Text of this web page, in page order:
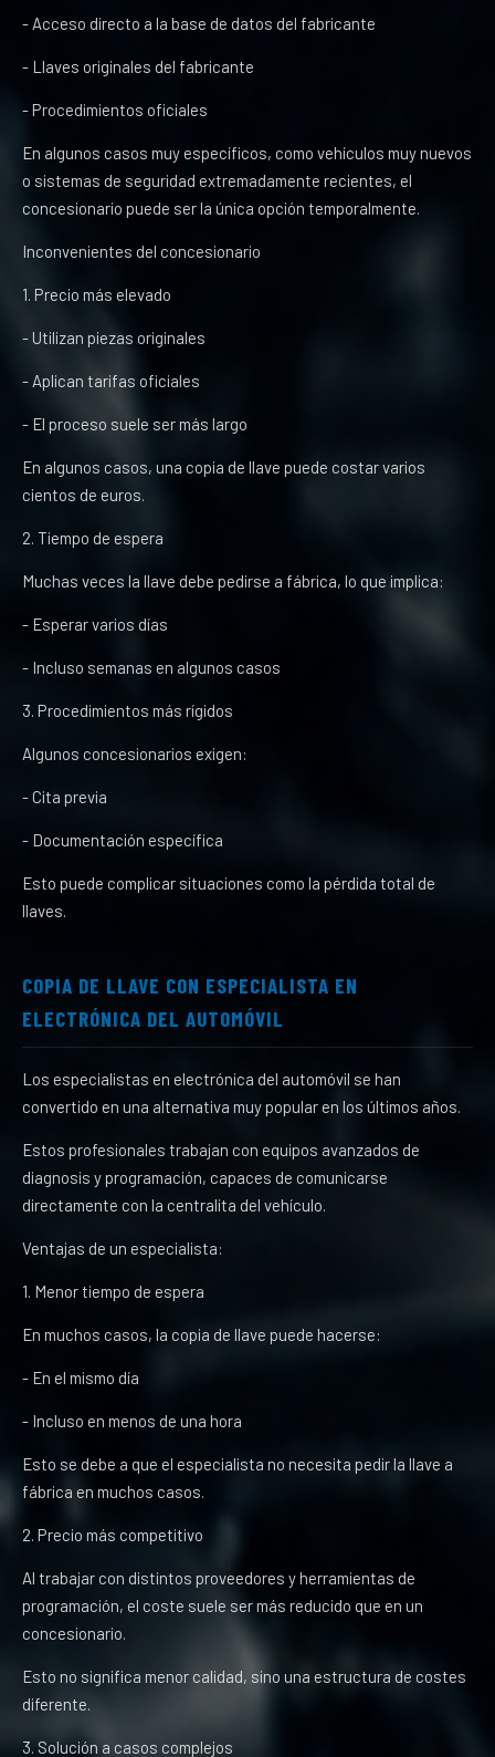
- Acceso directo a la base de datos del fabricante
- Llaves originales del fabricante
- Procedimientos oficiales
En algunos casos muy específicos, como vehículos muy nuevos
o sistemas de seguridad extremadamente recientes, el
concesionario puede ser la única opción temporalmente.
Inconvenientes del concesionario
1. Precio más elevado
- Utilizan piezas originales
- Aplican tarifas oficiales
- El proceso suele ser más largo
En algunos casos, una copia de llave puede costar varios
cientos de euros.
2. Tiempo de espera
Muchas veces la llave debe pedirse a fábrica, lo que implica:
- Esperar varios días
- Incluso semanas en algunos casos
3. Procedimientos más rígidos
Algunos concesionarios exigen:
- Cita previa
- Documentación específica
Esto puede complicar situaciones como la pérdida total de
llaves.
COPIA DE LLAVE CON ESPECIALISTA EN
ELECTRÓNICA DEL AUTOMÓVIL
Los especialistas en electrónica del automóvil se han
convertido en una alternativa muy popular en los últimos años.
Estos profesionales trabajan con equipos avanzados de
diagnosis y programación, capaces de comunicarse
directamente con la centralita del vehículo.
Ventajas de un especialista:
1. Menor tiempo de espera
En muchos casos, la copia de llave puede hacerse:
- En el mismo día
- Incluso en menos de una hora
Esto se debe a que el especialista no necesita pedir la llave a
fábrica en muchos casos.
2. Precio más competitivo
Al trabajar con distintos proveedores y herramientas de
programación, el coste suele ser más reducido que en un
concesionario.
Esto no significa menor calidad, sino una estructura de costes
diferente.
3. Solución a casos complejos